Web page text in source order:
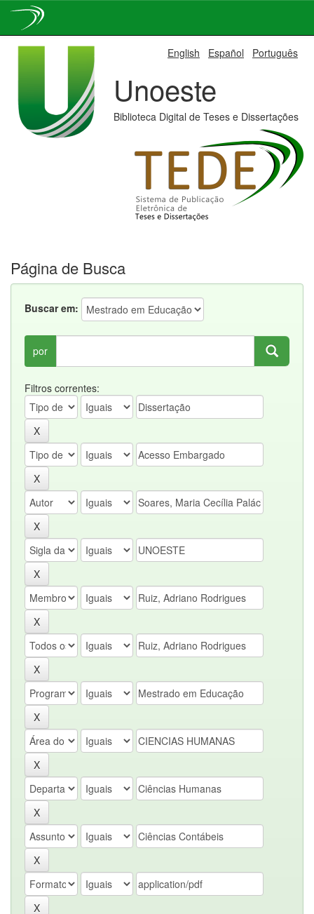
English Español Português
Unoeste
Biblioteca Digital de Teses e Dissertações
Página de Busca
Buscar em:
por
Filtros correntes: